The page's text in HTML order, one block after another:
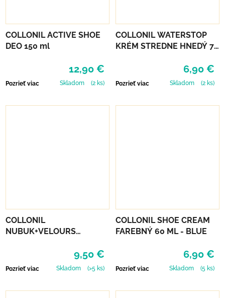
COLLONIL ACTIVE SHOE
DEO 150 ml
12,90 €
Pozrieť viac Skladom (2 ks)
COLLONIL WATERSTOP
KRÉM STREDNE HNEDÝ 75
6,90 €
Pozrieť viac Skladom (2 ks)
COLLONIL
NUBUK+VELOURS
9,50 €
Pozrieť viac Skladom (>5 ks)
COLLONIL SHOE CREAM
FAREBNÝ 60 ML - BLUE
6,90 €
Pozrieť viac Skladom (5 ks)